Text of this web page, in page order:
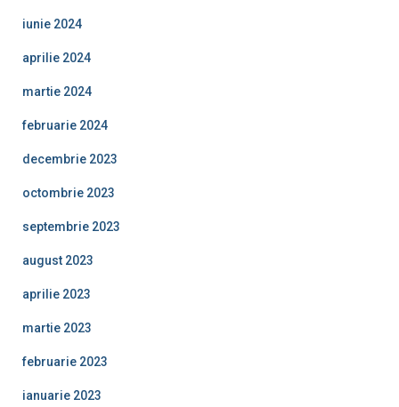
iunie 2024
aprilie 2024
martie 2024
februarie 2024
decembrie 2023
octombrie 2023
septembrie 2023
august 2023
aprilie 2023
martie 2023
februarie 2023
ianuarie 2023